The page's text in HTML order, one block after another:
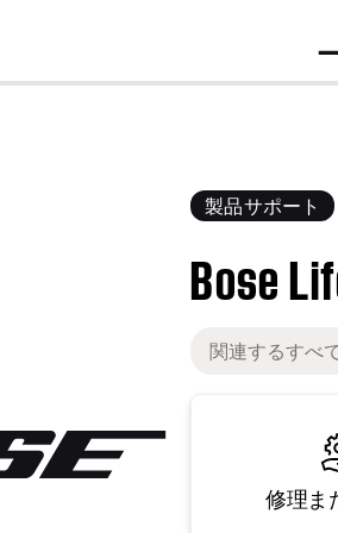
製品サポート
Bose
修理ま